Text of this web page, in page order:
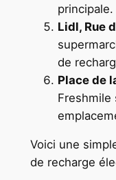
principale.
Lidl, Rue
de
Place de
Freshmile
Voici une
de recharge